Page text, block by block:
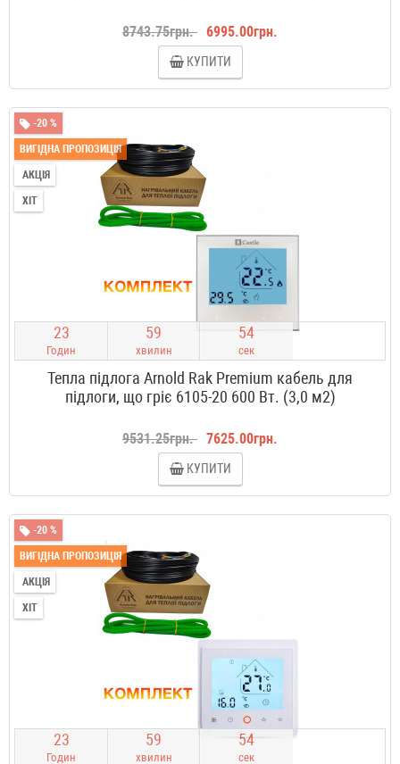
8743.75грн. 6995.00грн.
КУПИТИ
-20 %
ВИГІДНА ПРОПОЗИЦІЯ
АКЦІЯ
ХІТ
23
Годин
59
хвилин
53
сек
Тепла підлога Arnold Rak Premium кабель для
підлоги, що гріє 6105-20 600 Вт. (3,0 м2)
9531.25грн. 7625.00грн.
КУПИТИ
-20 %
ВИГІДНА ПРОПОЗИЦІЯ
АКЦІЯ
ХІТ
23
Годин
59
хвилин
53
сек